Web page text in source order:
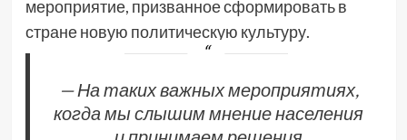
мероприятие, призванное сформировать в
стране новую политическую культуру.
— На таких важных мероприятиях,
когда мы слышим мнение населения